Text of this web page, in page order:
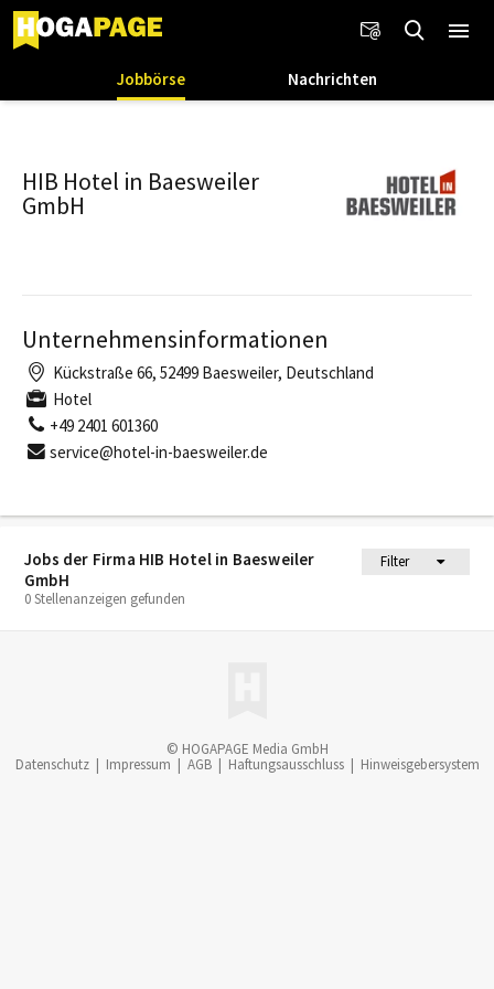
Jobbörse Nachrichten
Jobs der Firma HIB Hotel in Baesweiler
GmbH
Filter
0 Stellenanzeigen gefunden
HIB Hotel in Baesweiler
GmbH
Unternehmensinformationen
Kückstraße 66, 52499 Baesweiler, Deutschland
Hotel
+49 2401 601360
service@hotel-in-baesweiler.de
© HOGAPAGE Media GmbH
Datenschutz | Impressum | AGB | Haftungsausschluss | Hinweisgebersystem